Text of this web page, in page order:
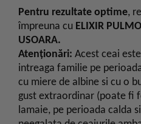
Pentru rezultate optime,
împreuna cu ELIXIR
USOARA.
Atenţionări: Acest ceai
intreaga familie pe
cu miere de albine si cu o
gust extraordinar (poate fi
lamaie, pe perioada calda